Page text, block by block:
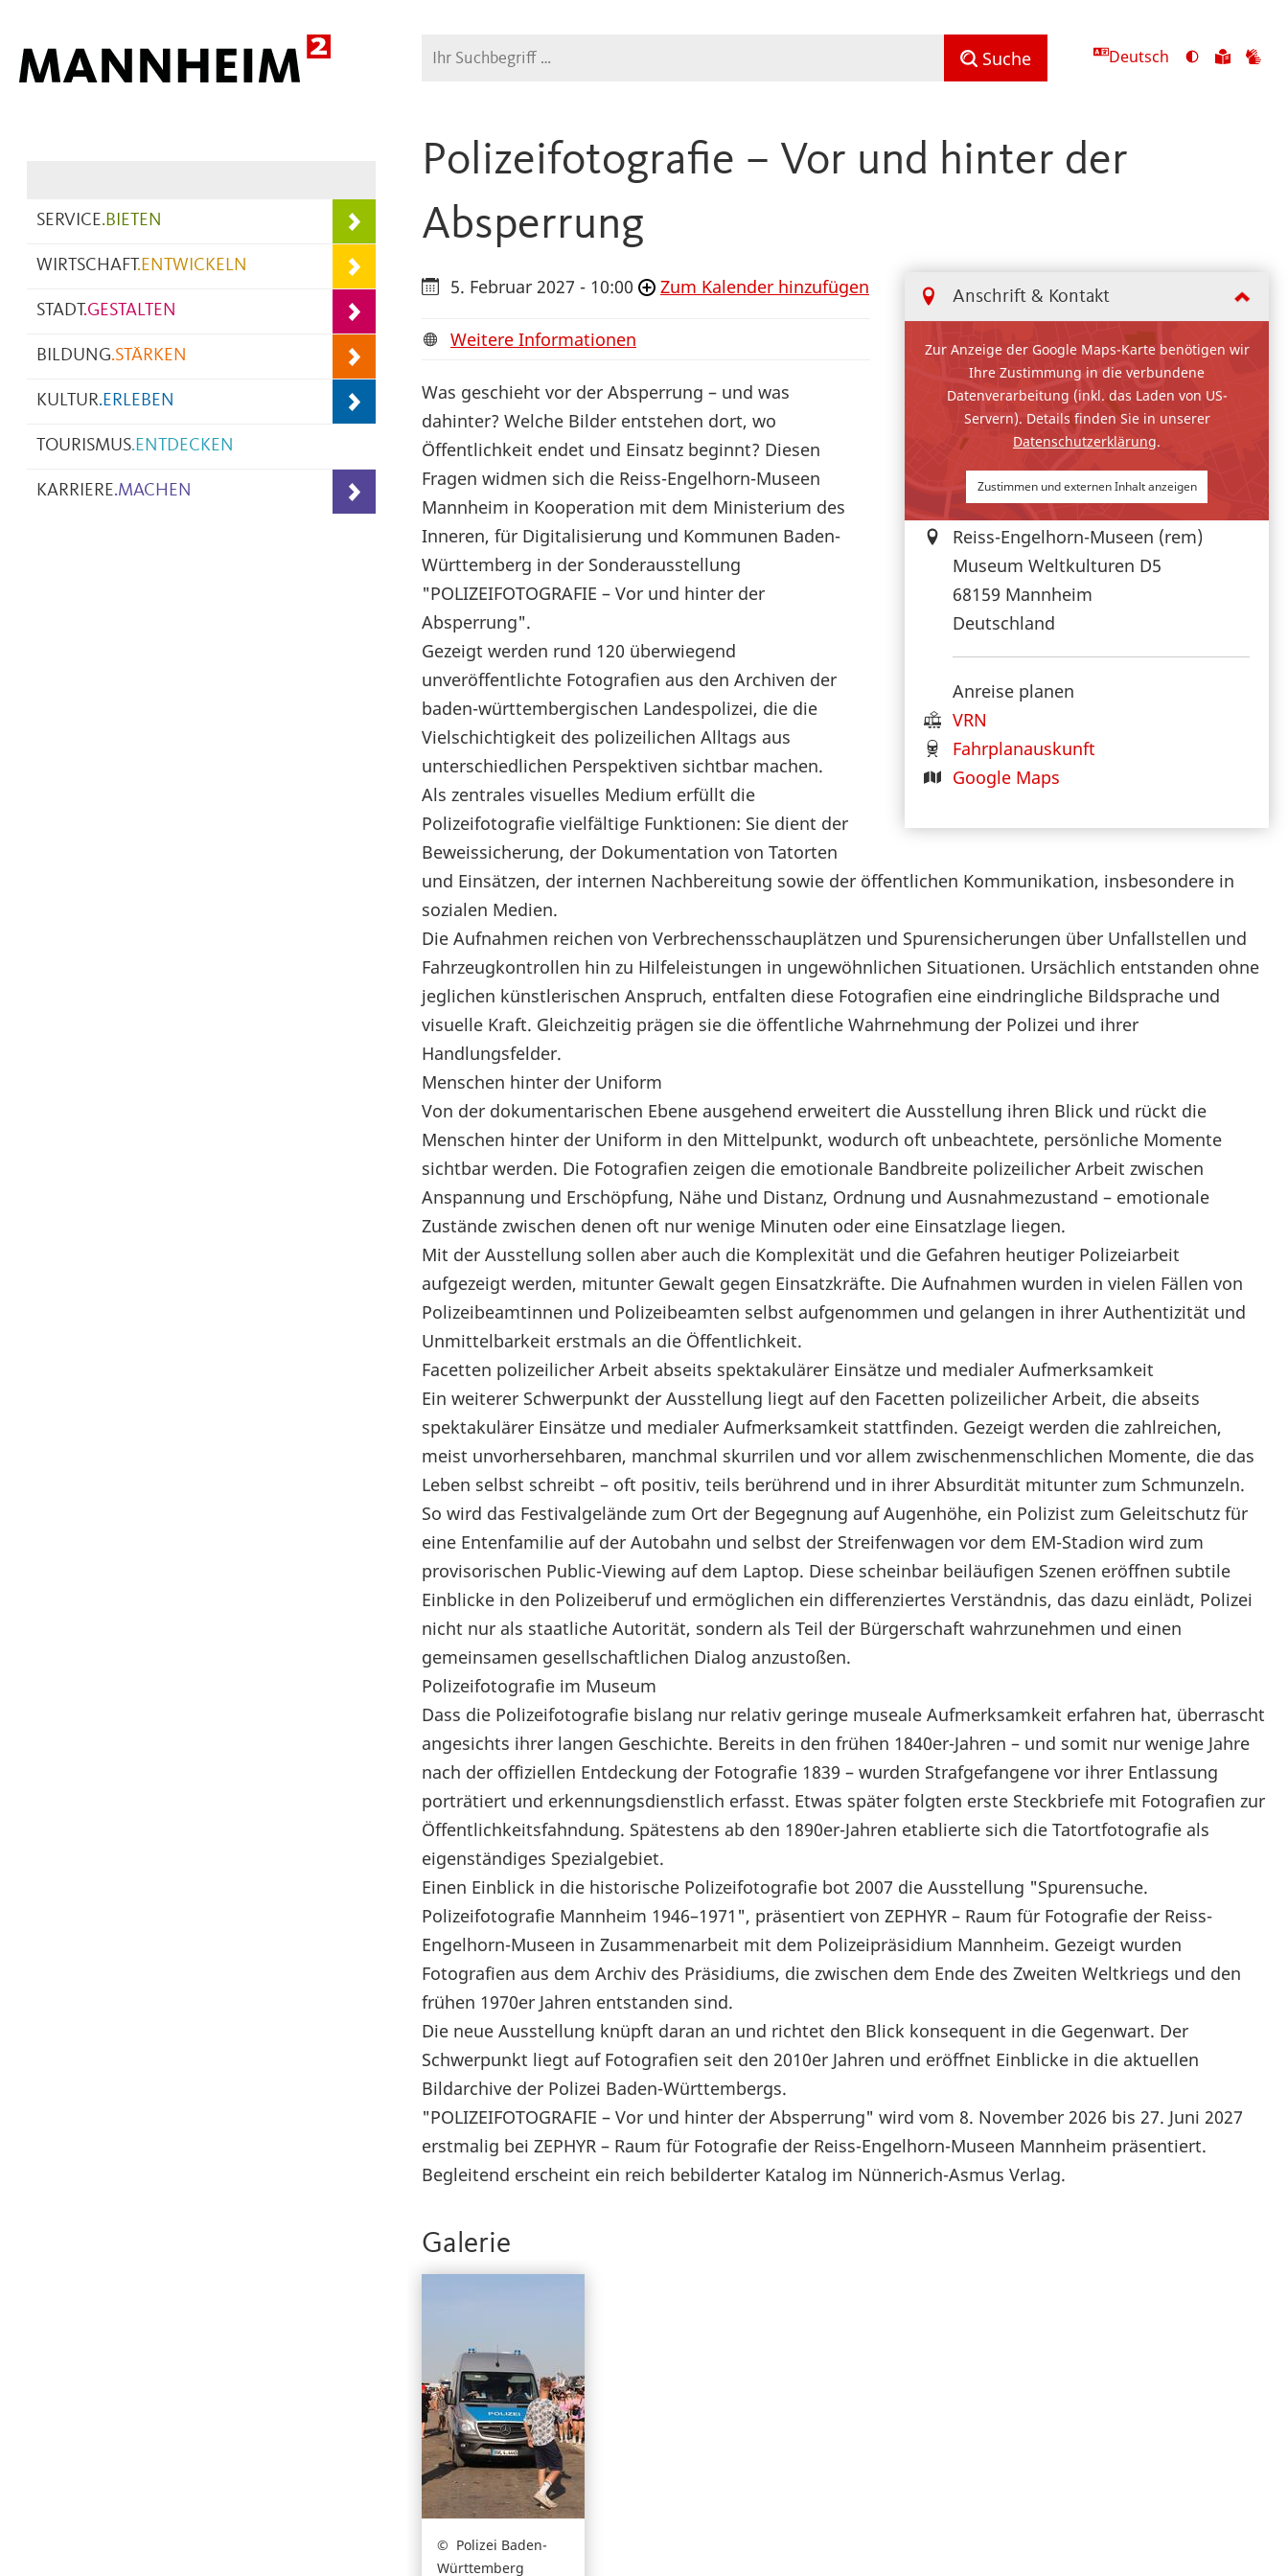
Suche Suche Deutsch
Ansicht
Zu
SERVICE.BIETEN
WIRTSCHAFT.ENTWICKELN
STADT.GESTALTEN
BILDUNG.STÄRKEN
KULTUR.ERLEBEN
TOURISMUS.ENTDECKEN
KARRIERE.MACHEN
Polizeifotografie – Vor und hinter der
Absperrung
Anschrift & Kontakt
Zur Anzeige der Google Maps-Karte benötigen wir
Ihre Zustimmung in die verbundene
Datenverarbeitung (inkl. das Laden von US-
Servern). Details finden Sie in unserer
Datenschutzerklärung.
Zustimmen und externen Inhalt anzeigen
Reiss-Engelhorn-Museen (rem)
Museum Weltkulturen D5
68159 Mannheim
Deutschland
Anreise planen
VRN
Fahrplanauskunft
Google Maps
5. Februar 2027 - 10:00 Zum Kalender hinzufügen
Weitere Informationen
Was geschieht vor der Absperrung – und was
dahinter? Welche Bilder entstehen dort, wo
Öffentlichkeit endet und Einsatz beginnt? Diesen
Fragen widmen sich die Reiss-Engelhorn-Museen
Mannheim in Kooperation mit dem Ministerium des
Inneren, für Digitalisierung und Kommunen Baden-
Württemberg in der Sonderausstellung
"POLIZEIFOTOGRAFIE – Vor und hinter der
Absperrung".
Gezeigt werden rund 120 überwiegend
unveröffentlichte Fotografien aus den Archiven der
baden-württembergischen Landespolizei, die die
Vielschichtigkeit des polizeilichen Alltags aus
unterschiedlichen Perspektiven sichtbar machen.
Als zentrales visuelles Medium erfüllt die
Polizeifotografie vielfältige Funktionen: Sie dient der
Beweissicherung, der Dokumentation von Tatorten
und Einsätzen, der internen Nachbereitung sowie der öffentlichen Kommunikation, insbesondere in
sozialen Medien.
Die Aufnahmen reichen von Verbrechensschauplätzen und Spurensicherungen über Unfallstellen und
Fahrzeugkontrollen hin zu Hilfeleistungen in ungewöhnlichen Situationen. Ursächlich entstanden ohne
jeglichen künstlerischen Anspruch, entfalten diese Fotografien eine eindringliche Bildsprache und
visuelle Kraft. Gleichzeitig prägen sie die öffentliche Wahrnehmung der Polizei und ihrer
Handlungsfelder.
Menschen hinter der Uniform
Von der dokumentarischen Ebene ausgehend erweitert die Ausstellung ihren Blick und rückt die
Menschen hinter der Uniform in den Mittelpunkt, wodurch oft unbeachtete, persönliche Momente
sichtbar werden. Die Fotografien zeigen die emotionale Bandbreite polizeilicher Arbeit zwischen
Anspannung und Erschöpfung, Nähe und Distanz, Ordnung und Ausnahmezustand – emotionale
Zustände zwischen denen oft nur wenige Minuten oder eine Einsatzlage liegen.
Mit der Ausstellung sollen aber auch die Komplexität und die Gefahren heutiger Polizeiarbeit
aufgezeigt werden, mitunter Gewalt gegen Einsatzkräfte. Die Aufnahmen wurden in vielen Fällen von
Polizeibeamtinnen und Polizeibeamten selbst aufgenommen und gelangen in ihrer Authentizität und
Unmittelbarkeit erstmals an die Öffentlichkeit.
Facetten polizeilicher Arbeit abseits spektakulärer Einsätze und medialer Aufmerksamkeit
Ein weiterer Schwerpunkt der Ausstellung liegt auf den Facetten polizeilicher Arbeit, die abseits
spektakulärer Einsätze und medialer Aufmerksamkeit stattfinden. Gezeigt werden die zahlreichen,
meist unvorhersehbaren, manchmal skurrilen und vor allem zwischenmenschlichen Momente, die das
Leben selbst schreibt – oft positiv, teils berührend und in ihrer Absurdität mitunter zum Schmunzeln.
So wird das Festivalgelände zum Ort der Begegnung auf Augenhöhe, ein Polizist zum Geleitschutz für
eine Entenfamilie auf der Autobahn und selbst der Streifenwagen vor dem EM-Stadion wird zum
provisorischen Public-Viewing auf dem Laptop. Diese scheinbar beiläufigen Szenen eröffnen subtile
Einblicke in den Polizeiberuf und ermöglichen ein differenziertes Verständnis, das dazu einlädt, Polizei
nicht nur als staatliche Autorität, sondern als Teil der Bürgerschaft wahrzunehmen und einen
gemeinsamen gesellschaftlichen Dialog anzustoßen.
Polizeifotografie im Museum
Dass die Polizeifotografie bislang nur relativ geringe museale Aufmerksamkeit erfahren hat, überrascht
angesichts ihrer langen Geschichte. Bereits in den frühen 1840er-Jahren – und somit nur wenige Jahre
nach der offiziellen Entdeckung der Fotografie 1839 – wurden Strafgefangene vor ihrer Entlassung
porträtiert und erkennungsdienstlich erfasst. Etwas später folgten erste Steckbriefe mit Fotografien zur
Öffentlichkeitsfahndung. Spätestens ab den 1890er-Jahren etablierte sich die Tatortfotografie als
eigenständiges Spezialgebiet.
Einen Einblick in die historische Polizeifotografie bot 2007 die Ausstellung "Spurensuche.
Polizeifotografie Mannheim 1946–1971", präsentiert von ZEPHYR – Raum für Fotografie der Reiss-
Engelhorn-Museen in Zusammenarbeit mit dem Polizeipräsidium Mannheim. Gezeigt wurden
Fotografien aus dem Archiv des Präsidiums, die zwischen dem Ende des Zweiten Weltkriegs und den
frühen 1970er Jahren entstanden sind.
Die neue Ausstellung knüpft daran an und richtet den Blick konsequent in die Gegenwart. Der
Schwerpunkt liegt auf Fotografien seit den 2010er Jahren und eröffnet Einblicke in die aktuellen
Bildarchive der Polizei Baden-Württembergs.
"POLIZEIFOTOGRAFIE – Vor und hinter der Absperrung" wird vom 8. November 2026 bis 27. Juni 2027
erstmalig bei ZEPHYR – Raum für Fotografie der Reiss-Engelhorn-Museen Mannheim präsentiert.
Begleitend erscheint ein reich bebilderter Katalog im Nünnerich-Asmus Verlag.
Galerie
Polizei Baden-
Württemberg